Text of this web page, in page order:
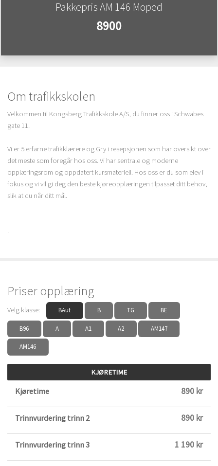
Pakkepris AM 146 Moped
8900
Om trafikkskolen
Velkommen til Kongsberg Trafikkskole A/S, du finner oss i Schwabes
gate 11.
Vi er 5 erfarne trafikklærere og Gry i resepsjonen som har oversikt over
det meste som foregår hos oss. Vi har sentrale og moderne
opplæringsrom og oppdatert kursmateriell. Hos oss er du som elev i
fokus og vi vil gi deg den beste kjøreopplæringen tilpasset ditt behov,
slik at du når ditt mål.
.
Priser opplæring
Velg klasse: BAut B TG BE
B96 A A1 A2 AM147
AM146
KJØRETIME
Kjøretime 890 kr
Trinnvurdering trinn 2 890 kr
Trinnvurdering trinn 3 1 190 kr